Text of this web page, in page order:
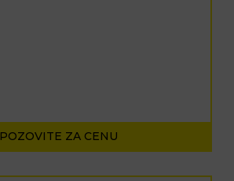
POZOVITE ZA CENU